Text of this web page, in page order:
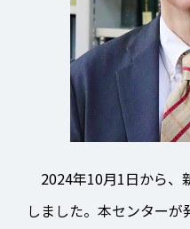
2024年10月1日から、
しました。本センター